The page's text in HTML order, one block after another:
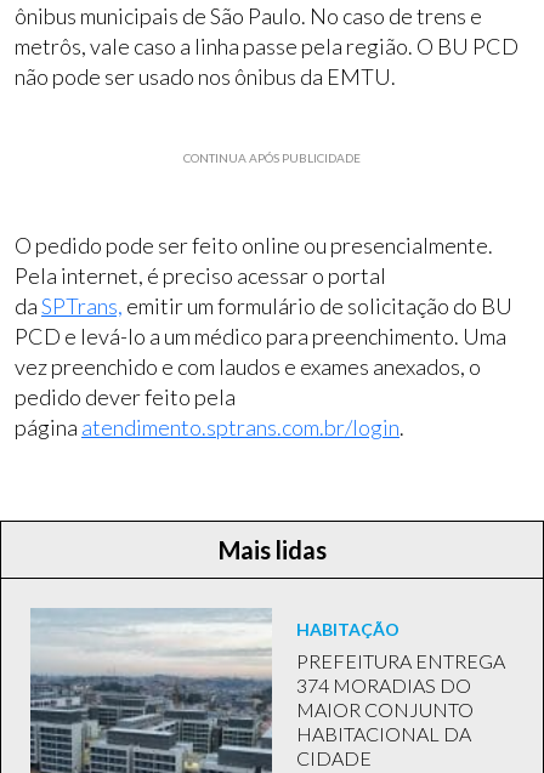
ônibus municipais de São Paulo. No caso de trens e
metrôs, vale caso a linha passe pela região. O BU PCD
não pode ser usado nos ônibus da EMTU.
CONTINUA APÓS PUBLICIDADE
O pedido pode ser feito online ou presencialmente.
Pela internet, é preciso acessar o portal
daSPTrans, emitir um formulário de solicitação do BU
PCD e levá-lo a um médico para preenchimento. Uma
vez preenchido e com laudos e exames anexados, o
pedido dever feito pela
página atendimento.sptrans.com.br/login.
Mais lidas
HABITAÇÃO
PREFEITURA ENTREGA
374 MORADIAS DO
MAIOR CONJUNTO
HABITACIONAL DA
CIDADE